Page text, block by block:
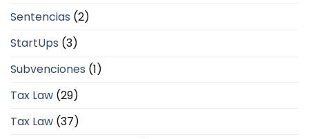
Sentencias (2)
StartUps (3)
Subvenciones (1)
Tax Law (29)
Tax Law (37)